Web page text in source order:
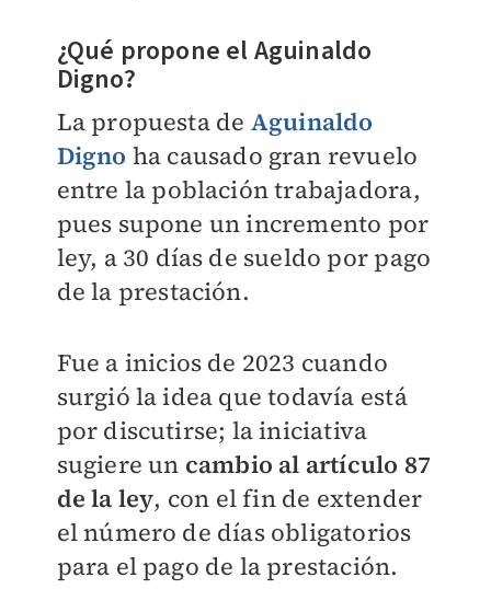
¿Qué propone el Aguinaldo
Digno?
La propuesta de Aguinaldo
Digno ha causado gran revuelo
entre la población trabajadora,
pues supone un incremento por
ley, a 30 días de sueldo por pago
de la prestación.
Fue a inicios de 2023 cuando
surgió la idea que todavía está
por discutirse; la iniciativa
sugiere un cambio al artículo 87
de la ley, con el fin de extender
el número de días obligatorios
para el pago de la prestación.